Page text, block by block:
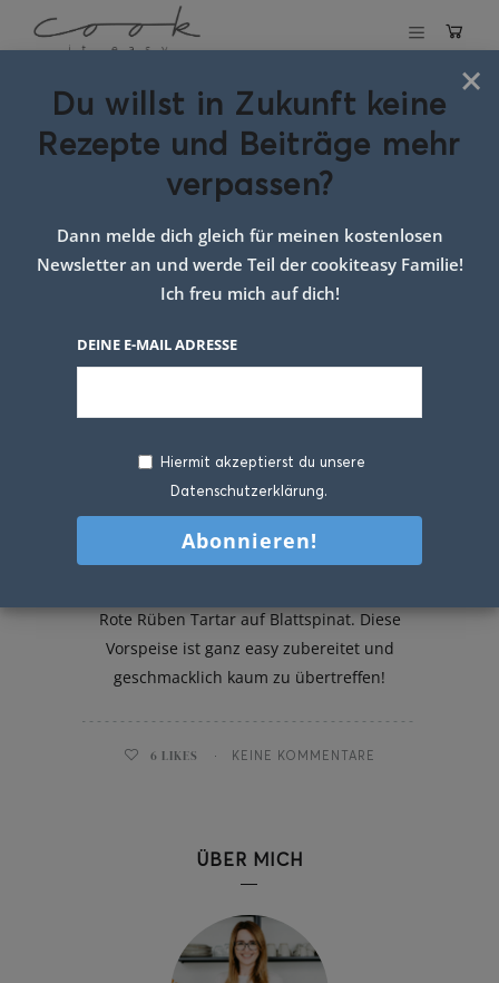
Schlagwort:Rote
Rüben Tartar
Rote Rüben Tartar
Rote Rüben Tartar auf Blattspinat. Diese
Vorspeise ist ganz easy zubereitet und
geschmacklich kaum zu übertreffen!
6 LIKES KEINE KOMMENTARE
ÜBER MICH
×
Du willst in Zukunft keine
Rezepte und Beiträge mehr
verpassen?
Dann melde dich gleich für meinen kostenlosen
Newsletter an und werde Teil der cookiteasy Familie!
Ich freu mich auf dich!
DEINE E-MAIL ADRESSE
Hiermit akzeptierst du unsere
Datenschutzerklärung.